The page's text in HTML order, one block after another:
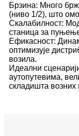
Брзина: Много
(ниво 1/2), што
Скалабилност:
станица за
Ефикасност:
оптимизује
возила.
Идеални
аутопутевима,
складишта возних